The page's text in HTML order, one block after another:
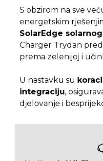
S obzirom na sve
energetskim
SolarEdge
Charger Trydan
prema zelenijoj i
U nastavku su
integraciju,
djelovanje i